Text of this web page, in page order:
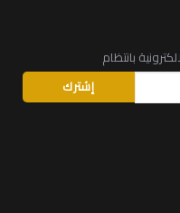
بانتظام